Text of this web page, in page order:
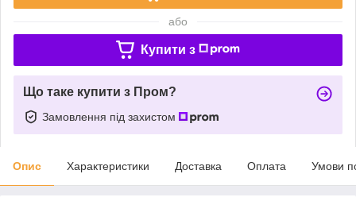
або
Купити з
Що таке купити з Пром?
Замовлення під захистом
Опис Характеристики Доставка Оплата Умови